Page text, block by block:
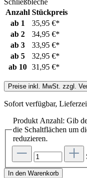
Anzahl Stückpreis
ab 1
35,95 €*
ab 2
34,95 €*
ab 3
33,95 €*
ab 5
32,95 €*
ab 10 31,95 €*
Preise inkl. MwSt. zzgl.
Sofort verfügbar,
Produkt Anzahl: Gib
die Schaltflächen um
reduzieren.
In den Warenkorb